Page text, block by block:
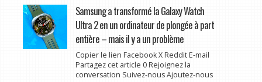
Samsung a transformé la Galaxy Watch
Ultra 2 en un ordinateur de plongée à part
entière – mais il y a un problème
Copier le lien Facebook X Reddit E-mail
Partagez cet article 0 Rejoignez la
conversation Suivez-nous Ajoutez-nous